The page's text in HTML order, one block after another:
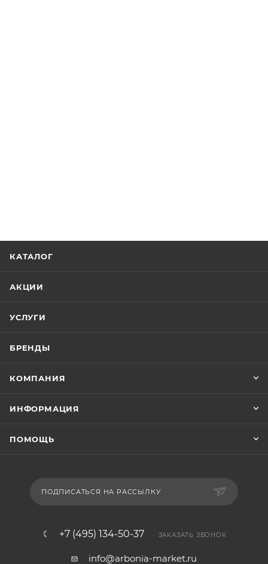
КАТАЛОГ
АКЦИИ
УСЛУГИ
БРЕНДЫ
КОМПАНИЯ
ИНФОРМАЦИЯ
ПОМОЩЬ
ПОДПИСАТЬСЯ НА РАССЫЛКУ
+7 (495) 134-50-37 ЗАКАЗАТЬ ЗВОНОК
info@arbonia-market.ru